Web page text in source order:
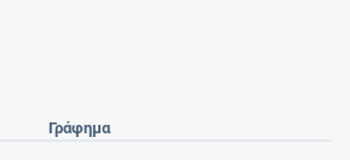
Γράφημα